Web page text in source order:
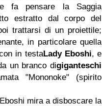
fa pensare la Saggia
estratto dal corpo del
trattarsi di un proiettile;
in particolare quella
in testaLady Eboshi, e
un branco digiganteschi
"Mononoke" (spirito
mira a disboscare la